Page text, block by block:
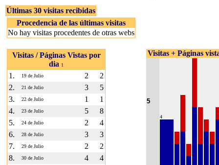
Últimas 30 visitas recibidas
Procedencia de las últimas visitas
No hay visitas procedentes de otras webs
Visitas / Páginas Vistas por
dia 1
1. 19 de Julio 2
2
2.
21 de Julio 3
5
3.
22 de Julio 1
1
4.
23 de Julio 5
8
5.
24 de Julio 2
4
6.
28 de Julio 3
3
7.
29 de Julio 2
2
8.
30 de Julio 4
4
Visitas + Páginas
5
4